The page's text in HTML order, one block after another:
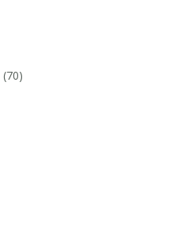
(70)